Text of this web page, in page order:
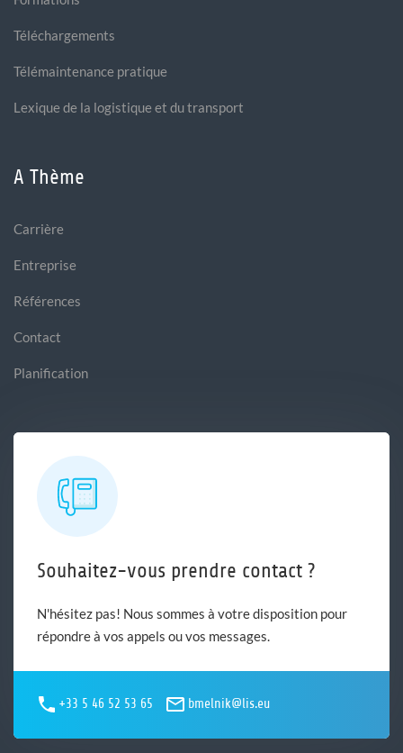
Téléchargements
Télémaintenance pratique
Lexique de la logistique et du transport
A Thème
Carrière
Entreprise
Références
Contact
Planification
Souhaitez-vous prendre contact ?
N'hésitez pas! Nous sommes à votre disposition pour
répondre à vos appels ou vos messages.
+33 5 46 52 53 65 bmelnik@lis.eu